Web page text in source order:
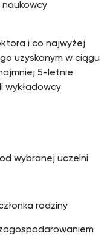
naukowcy
i co najwyżej
uzyskanym w ciągu
5-letnie
wykładowcy
wybranej uczelni
rodziny